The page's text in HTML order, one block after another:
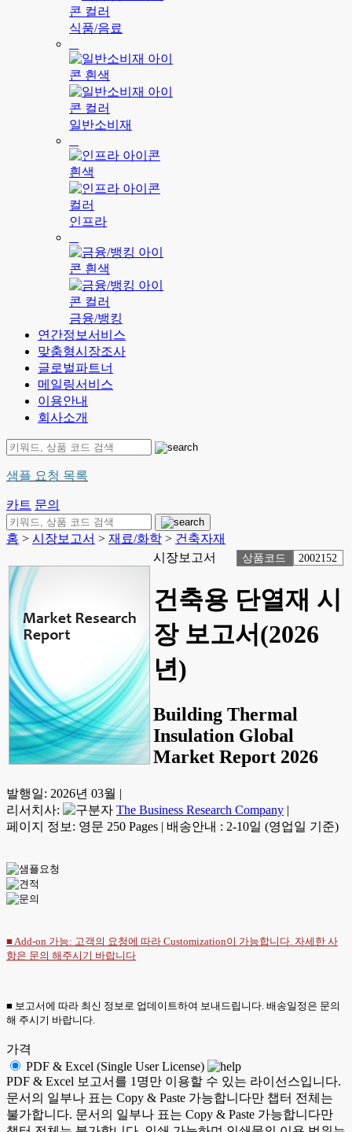
식품/음료
일반소비재
인프라
금융/뱅킹
연간정보서비스
맞춤형시장조사
글로벌파트너
메일링서비스
이용안내
회사소개
샘플 요청 목록
카트 문의
홈 > 시장보고서 > 재료/화학 > 건축자재
시장보고서
상품코드 2002152
건축용 단열재 시
장 보고서(2026
년)
Building Thermal
Insulation Global
Market Report 2026
발행일: 2026년 03월 |
리서치사:
The Business Research Company |
페이지 정보: 영문 250 Pages | 배송안내 : 2-10일 (영업일 기준)
■ Add-on 가능: 고객의 요청에 따라 Customization이 가능합니다. 자세한 사
항은 문의 해주시기 바랍니다
■ 보고서에 따라 최신 정보로 업데이트하여 보내드립니다. 배송일정은 문의
해 주시기 바랍니다.
가격
PDF & Excel (Single User License)
PDF & Excel 보고서를 1명만 이용할 수 있는 라이선스입니다.
문서의 일부나 표는 Copy & Paste 가능합니다만 챕터 전체는
불가합니다. 문서의 일부나 표는 Copy & Paste 가능합니다만